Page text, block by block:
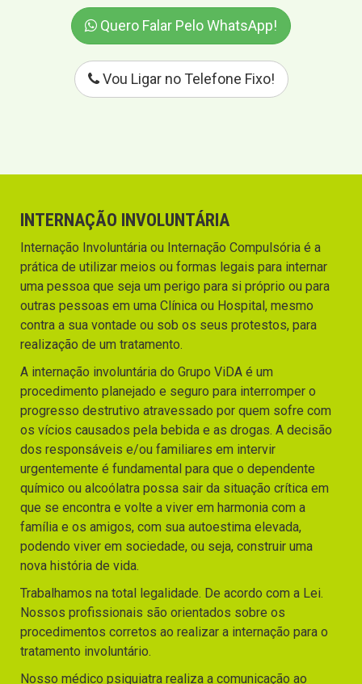
Quero Falar Pelo WhatsApp!
Vou Ligar no Telefone Fixo!
INTERNAÇÃO INVOLUNTÁRIA
Internação Involuntária ou Internação Compulsória é a
prática de utilizar meios ou formas legais para internar
uma pessoa que seja um perigo para si próprio ou para
outras pessoas em uma Clínica ou Hospital, mesmo
contra a sua vontade ou sob os seus protestos, para
realização de um tratamento.
A internação involuntária do Grupo ViDA é um
procedimento planejado e seguro para interromper o
progresso destrutivo atravessado por quem sofre com
os vícios causados pela bebida e as drogas. A decisão
dos responsáveis e/ou familiares em intervir
urgentemente é fundamental para que o dependente
químico ou alcoólatra possa sair da situação crítica em
que se encontra e volte a viver em harmonia com a
família e os amigos, com sua autoestima elevada,
podendo viver em sociedade, ou seja, construir uma
nova história de vida.
Trabalhamos na total legalidade. De acordo com a Lei.
Nossos profissionais são orientados sobre os
procedimentos corretos ao realizar a internação para o
tratamento involuntário.
Nosso médico psiquiatra realiza a comunicação ao